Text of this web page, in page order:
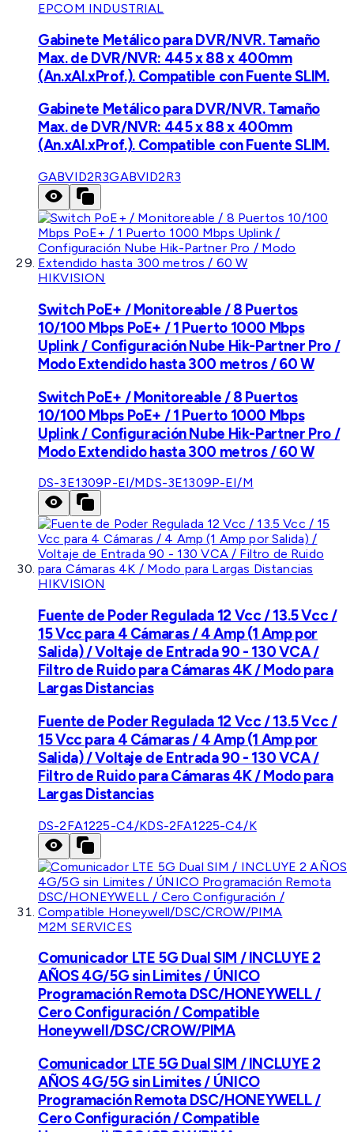
EPCOM INDUSTRIAL
Gabinete Metálico para DVR/NVR. Tamaño
Max. de DVR/NVR: 445 x 88 x 400mm
(An.xAl.xProf.). Compatible con Fuente SLIM.
Gabinete Metálico para DVR/NVR. Tamaño
Max. de DVR/NVR: 445 x 88 x 400mm
(An.xAl.xProf.). Compatible con Fuente SLIM.
GABVID2R3GABVID2R3
HIKVISION
Switch PoE+ / Monitoreable / 8 Puertos
10/100 Mbps PoE+ / 1 Puerto 1000 Mbps
Uplink / Configuración Nube Hik-Partner Pro /
Modo Extendido hasta 300 metros / 60 W
Switch PoE+ / Monitoreable / 8 Puertos
10/100 Mbps PoE+ / 1 Puerto 1000 Mbps
Uplink / Configuración Nube Hik-Partner Pro /
Modo Extendido hasta 300 metros / 60 W
DS-3E1309P-EI/MDS-3E1309P-EI/M
HIKVISION
Fuente de Poder Regulada 12 Vcc / 13.5 Vcc /
15 Vcc para 4 Cámaras / 4 Amp (1 Amp por
Salida) / Voltaje de Entrada 90 - 130 VCA /
Filtro de Ruido para Cámaras 4K / Modo para
Largas Distancias
Fuente de Poder Regulada 12 Vcc / 13.5 Vcc /
15 Vcc para 4 Cámaras / 4 Amp (1 Amp por
Salida) / Voltaje de Entrada 90 - 130 VCA /
Filtro de Ruido para Cámaras 4K / Modo para
Largas Distancias
DS-2FA1225-C4/KDS-2FA1225-C4/K
M2M SERVICES
Comunicador LTE 5G Dual SIM / INCLUYE 2
AÑOS 4G/5G sin Limites / ÚNICO
Programación Remota DSC/HONEYWELL /
Cero Configuración / Compatible
Honeywell/DSC/CROW/PIMA
Comunicador LTE 5G Dual SIM / INCLUYE 2
AÑOS 4G/5G sin Limites / ÚNICO
Programación Remota DSC/HONEYWELL /
Cero Configuración / Compatible